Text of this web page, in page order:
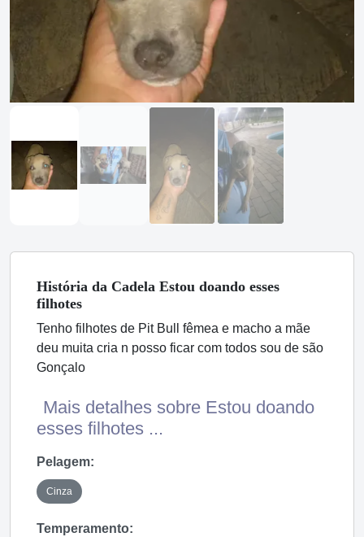
História da Cadela Estou doando esses
filhotes
Tenho filhotes de Pit Bull fêmea e macho a mãe
deu muita cria n posso ficar com todos sou de são
Gonçalo
Mais detalhes sobre Estou doando
esses filhotes ...
Pelagem:
Cinza
Temperamento: